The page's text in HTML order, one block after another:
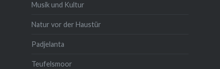
Musik und Kultur
Natur vor der Haustür
Padjelanta
Teufelsmoor